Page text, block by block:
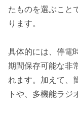
たものを選ぶこと
ります。
具体的には、停電
期間保存可能な非
れます。加えて、
トや、多機能ラジ